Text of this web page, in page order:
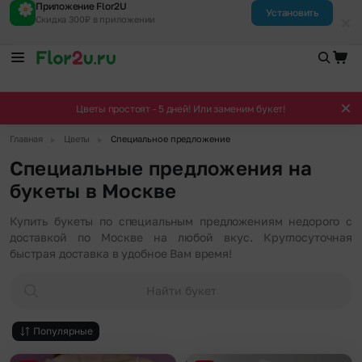
Приложение Flor2U
Скидка 300₽ в приложении
Установить
Цветы простоят - 5 дней! Или заменим букет!
Главная Цветы Специальное предложение
Специальные предложения на
букеты в Москве
Купить букеты по специальным предложениям недорого с
доставкой по Москве на любой вкус. Круглосуточная
быстрая доставка в удобное Вам время!
Найти букет
Популярные